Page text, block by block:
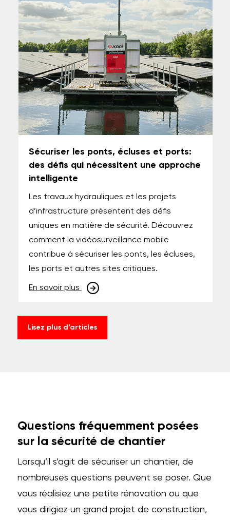
Sécuriser les ponts, écluses et ports:
des défis qui nécessitent une approche
intelligente
Les travaux hydrauliques et les projets
d’infrastructure présentent des défis
uniques en matière de sécurité. Découvrez
comment la vidéosurveillance mobile
contribue à sécuriser les ponts, les écluses,
les ports et autres sites critiques.
En savoir plus
Lisez plus d’articles
Questions fréquemment posées
sur la sécurité de chantier
Lorsqu’il s’agit de sécuriser un chantier, de
nombreuses questions peuvent se poser. Que
vous réalisiez une petite rénovation ou que
vous dirigiez un grand projet de construction,